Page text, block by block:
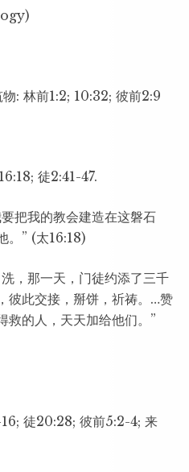
: 林前1:2; 10:32; 彼前2:9
徒2:41-47.
把我的教会建造在这磐石
。” (太16:18)
，那一天，门徒约添了三千
彼此交接，掰饼，祈祷。…赞
救的人，天天加给他们。”
徒20:28; 彼前5:2-4; 来